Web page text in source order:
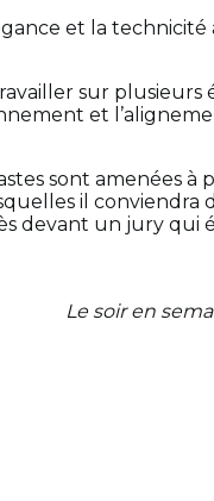
et la
sur plusieurs
et
sont amenées
il conviendra
devant un jury qui
Le soir en